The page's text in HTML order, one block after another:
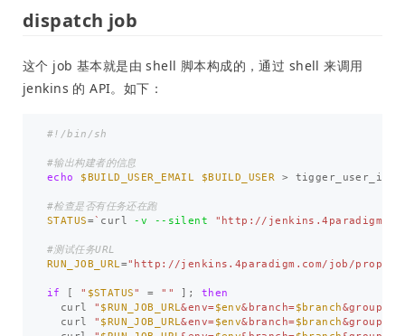
dispatch job
这个 job 基本就是由 shell 脚本构成的，通过 shell 来调用
jenkins 的 API。如下：
#!/bin/sh
#输出构建者的信息
echo
$BUILD_USER_EMAIL $BUILD_USER > tigger_user_info
#检查是否有任务还在跑
STATUS=` curl -v --silent "http://
#测试任务URL
RUN_JOB_URL="http://jenkins.4paradigm.com/job/
if " $STATUS" = "" ;
then
curl " $RUN_JOB_URL&env=$env&branch=$branch
  curl
" $RUN_JOB_URL&env=$env&branch=$branch